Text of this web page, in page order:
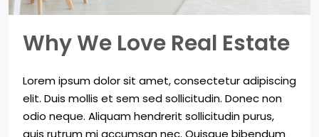
Why We Love Real Estate
Lorem ipsum dolor sit amet, consectetur adipiscing
elit. Duis mollis et sem sed sollicitudin. Donec non
odio neque. Aliquam hendrerit sollicitudin purus,
quis rutrum mi accumsan nec. Quisque bibendum